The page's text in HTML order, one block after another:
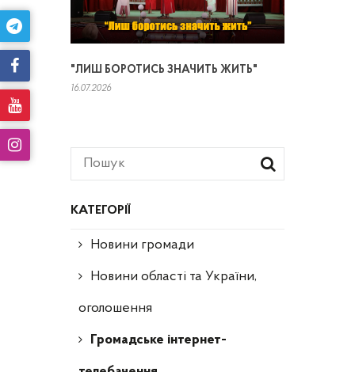
КАТЕГОРІЇ
Новини громади
Новини області та України,
оголошення
Громадське інтернет-
"ЛИШ БОРОТИСЬ ЗНАЧИТЬ ЖИТЬ"
16.07.2026